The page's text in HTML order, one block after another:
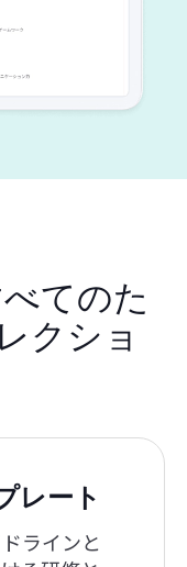
てのた
クショ
レート
ラインと